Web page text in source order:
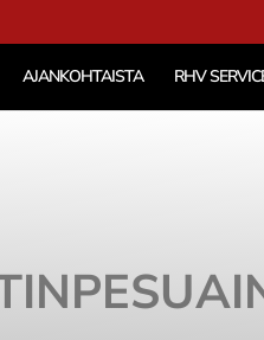
AJANKOHTAISTA RHV